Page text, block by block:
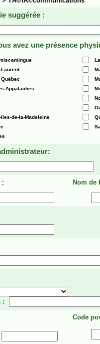
suggérée :
avez une présence
Laurent
Appalaches
de-la-Madeleine
: Nom de
:
Code